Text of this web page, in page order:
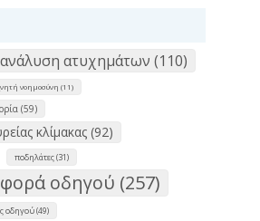
ανάλυση ατυχημάτων (110)
νοημοσύνη (11)
(59)
κλίμακας (92)
ποδηλάτες (31)
οδηγού (257)
οδηγού (49)